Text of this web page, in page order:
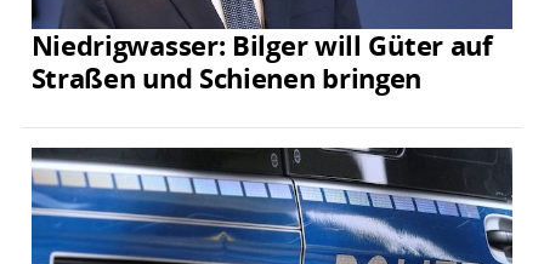
Niedrigwasser: Bilger will Güter auf
Straßen und Schienen bringen